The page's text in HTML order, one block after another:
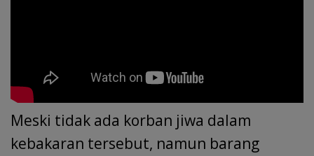
Meski tidak ada korban jiwa dalam
kebakaran tersebut, namun barang